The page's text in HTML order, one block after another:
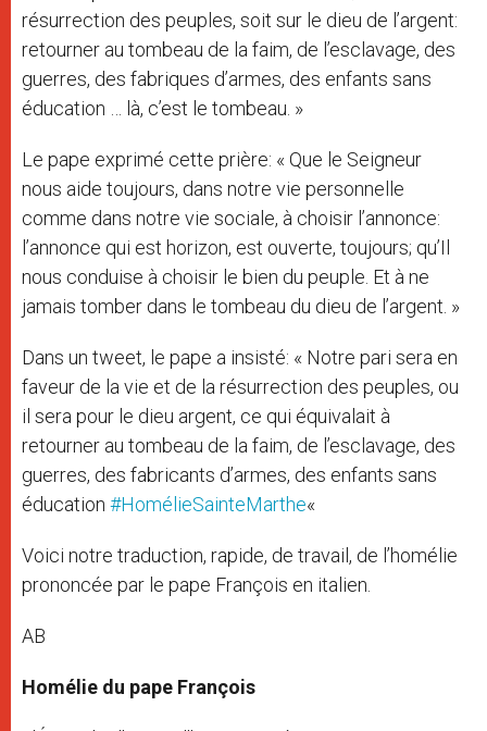
résurrection des peuples, soit sur le dieu de l’argent:
retourner au tombeau de la faim, de l’esclavage, des
guerres, des fabriques d’armes, des enfants sans
éducation … là, c’est le tombeau. »
Le pape exprimé cette prière: « Que le Seigneur
nous aide toujours, dans notre vie personnelle
comme dans notre vie sociale, à choisir l’annonce:
l’annonce qui est horizon, est ouverte, toujours; qu’Il
nous conduise à choisir le bien du peuple. Et à ne
jamais tomber dans le tombeau du dieu de l’argent. »
Dans un tweet, le pape a insisté: « Notre pari sera en
faveur de la vie et de la résurrection des peuples, ou
il sera pour le dieu argent, ce qui équivalait à
retourner au tombeau de la faim, de l’esclavage, des
guerres, des fabricants d’armes, des enfants sans
éducation #HomélieSainteMarthe«
Voici notre traduction, rapide, de travail, de l’homélie
prononcée par le pape François en italien.
AB
Homélie du pape François